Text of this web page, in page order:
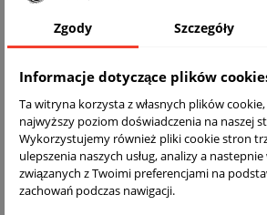
DARMOWA
BEZPŁATNY
Zgody Szczegóły
Informacje dotyczące plików
Ta witryna korzysta z własnych plików
najwyższy poziom doświadczenia na naszej
Wykorzystujemy również pliki cookie stron
ulepszenia naszych usług, analizy a
związanych z Twoimi preferencjami na
zachowań podczas nawigacji.